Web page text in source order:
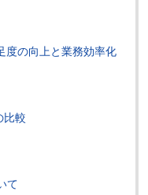
度の向上と業務効率化
比較
て